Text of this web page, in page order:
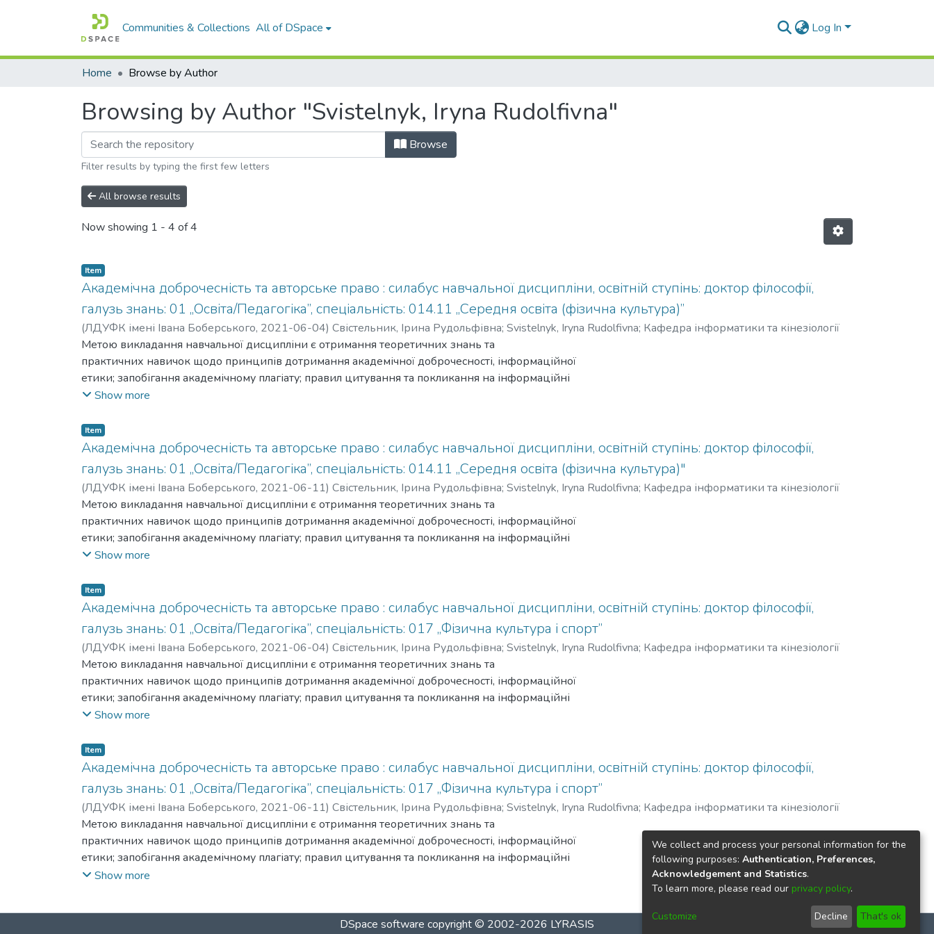
Communities & Collections All of DSpace Log In
Home Browse by Author
Browsing by Author "Svistelnyk, Iryna Rudolfivna"
Browse
Filter results by typing the first few letters
All browse results
Now showing 1 - 4 of 4
Item
Академічна доброчесність та авторське право : силабус навчальної дисципліни, освітній ступінь: доктор філософії,
галузь знань: 01 „Освіта/Педагогіка”, спеціальність: 014.11 „Середня освіта (фізична культура)”
(ЛДУФК імені Івана Боберського, 2021-06-04) Свістельник, Ірина Рудольфівна; Svistelnyk, Iryna Rudolfivna; Кафедра інформатики та кінезіології
Метою викладання навчальної дисципліни є отримання теоретичних знань та
практичних навичок щодо принципів дотримання академічної доброчесності, інформаційної
етики; запобігання академічному плагіату; правил цитування та покликання на інформаційні
джерела; системи законодавства у сфері авторського права; загальних положень патентного
Show more
Item
Академічна доброчесність та авторське право : силабус навчальної дисципліни, освітній ступінь: доктор філософії,
галузь знань: 01 „Освіта/Педагогіка”, спеціальність: 014.11 „Середня освіта (фізична культура)"
(ЛДУФК імені Івана Боберського, 2021-06-11) Свістельник, Ірина Рудольфівна; Svistelnyk, Iryna Rudolfivna; Кафедра інформатики та кінезіології
Метою викладання навчальної дисципліни є отримання теоретичних знань та
практичних навичок щодо принципів дотримання академічної доброчесності, інформаційної
етики; запобігання академічному плагіату; правил цитування та покликання на інформаційні
джерела; системи законодавства у сфері авторського права; загальних положень патентного
Show more
Item
Академічна доброчесність та авторське право : силабус навчальної дисципліни, освітній ступінь: доктор філософії,
галузь знань: 01 „Освіта/Педагогіка”, спеціальність: 017 „Фізична культура і спорт”
(ЛДУФК імені Івана Боберського, 2021-06-04) Свістельник, Ірина Рудольфівна; Svistelnyk, Iryna Rudolfivna; Кафедра інформатики та кінезіології
Метою викладання навчальної дисципліни є отримання теоретичних знань та
практичних навичок щодо принципів дотримання академічної доброчесності, інформаційної
етики; запобігання академічному плагіату; правил цитування та покликання на інформаційні
джерела; системи законодавства у сфері авторського права; загальних положень патентного
Show more
Item
Академічна доброчесність та авторське право : силабус навчальної дисципліни, освітній ступінь: доктор філософії,
галузь знань: 01 „Освіта/Педагогіка”, спеціальність: 017 „Фізична культура і спорт”
(ЛДУФК імені Івана Боберського, 2021-06-11) Свістельник, Ірина Рудольфівна; Svistelnyk, Iryna Rudolfivna; Кафедра інформатики та кінезіології
Метою викладання навчальної дисципліни є отримання теоретичних знань та
практичних навичок щодо принципів дотримання академічної доброчесності, інформаційної
етики; запобігання академічному плагіату; правил цитування та покликання на інформаційні
джерела; системи законодавства у сфері авторського права; загальних положень патентного
Show more
DSpace software copyright © 2002-2026 LYRASIS
We collect and process your personal information for the
following purposes: Authentication, Preferences,
Acknowledgement and Statistics.
To learn more, please read our privacy policy.
Customize Decline That's ok